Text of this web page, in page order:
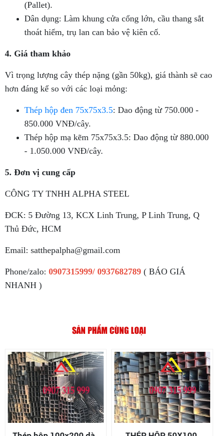
(Pallet).
Dân dụng: Làm khung cửa cổng lớn, cầu thang sắt
thoát hiểm, trụ lan can bảo vệ kiên cố.
4. Giá tham khảo
Vì trọng lượng cây thép nặng (gần 50kg), giá thành sẽ cao
hơn đáng kể so với các loại mỏng:
Thép hộp đen 75x75x3.5: Dao động từ 750.000 -
850.000 VNĐ/cây.
Thép hộp mạ kẽm 75x75x3.5: Dao động từ 880.000
- 1.050.000 VNĐ/cây.
5. Đơn vị cung cấp
CÔNG TY TNHH ALPHA STEEL
ĐCK: 5 Đường 13, KCX Linh Trung, P Linh Trung, Q
Thủ Đức, HCM
Email: satthepalpha@gmail.com
Phone/zalo: 0907315999/ 0937682789 ( BÁO GIÁ
NHANH )
SẢN PHẨM CÙNG LOẠI